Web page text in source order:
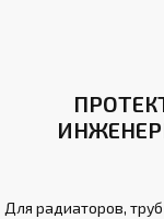
Для радиаторов,